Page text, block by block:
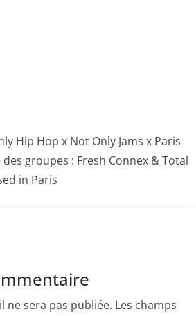
Hip Hop x Not Only Jams x Paris
groupes : Fresh Connex & Total
in Paris
ne sera pas publiée. Les champs